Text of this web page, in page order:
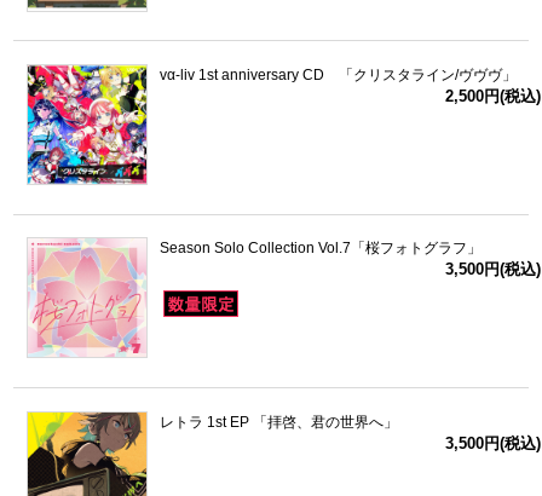
vα-liv 1st anniversary CD 「クリスタライン/ヴヴヴ」
2,500円(税込)
Season Solo Collection Vol.7「桜フォトグラフ」
3,500円(税込)
レトラ 1st EP 「拝啓、君の世界へ」
3,500円(税込)